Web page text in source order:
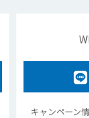
キャンペーン